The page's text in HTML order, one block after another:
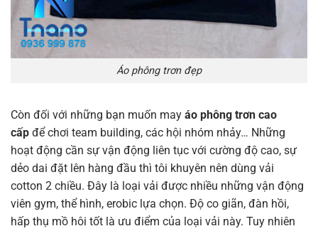
Áo phông trơn đẹp
Còn đối với những bạn muốn may áo phông trơn cao
cấp để chơi team building, các hội nhóm nhảy… Những
hoạt động cần sự vận động liên tục với cường độ cao, sự
dẻo dai đặt lên hàng đầu thì tôi khuyên nên dùng vải
cotton 2 chiều. Đây là loại vải được nhiều những vận động
viên gym, thể hình, erobic lựa chọn. Độ co giãn, đàn hồi,
hấp thụ mồ hôi tốt là ưu điểm của loại vải này. Tuy nhiên